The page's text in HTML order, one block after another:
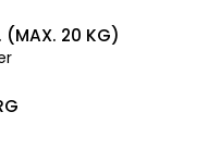
(MAX. 20 KG)